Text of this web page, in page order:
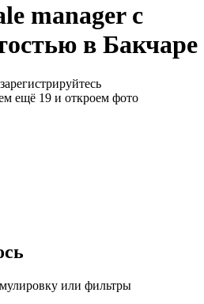
manager с
в Бакчаре
ещё 19 и откроем фото
или фильтры